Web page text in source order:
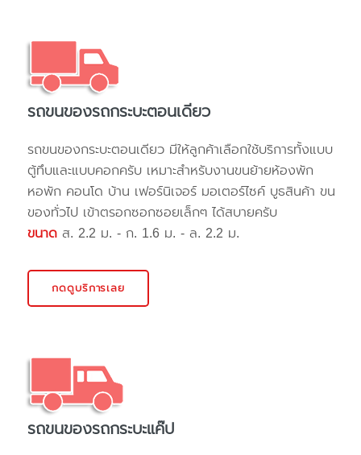
รถขนของรถกระบะตอนเดียว
รถขนของกระบะตอนเดียว มีให้ลูกค้าเลือกใช้บริการทั้งแบบ
ตู้ทึบและแบบคอกครับ เหมาะสำหรับงานขนย้ายห้องพัก
หอพัก คอนโด บ้าน เฟอร์นิเจอร์ มอเตอร์ไซค์ บูธสินค้า ขน
ของทั่วไป เข้าตรอกซอกซอยเล็กๆ ได้สบายครับ
ขนาด ส. 2.2 ม. - ก. 1.6 ม. - ล. 2.2 ม.
กดดูบริการเลย
รถขนของรถกระบะแค๊ป